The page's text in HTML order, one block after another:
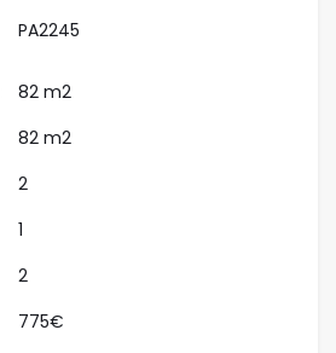
PA2245
82 m2
82 m2
2
1
2
775€